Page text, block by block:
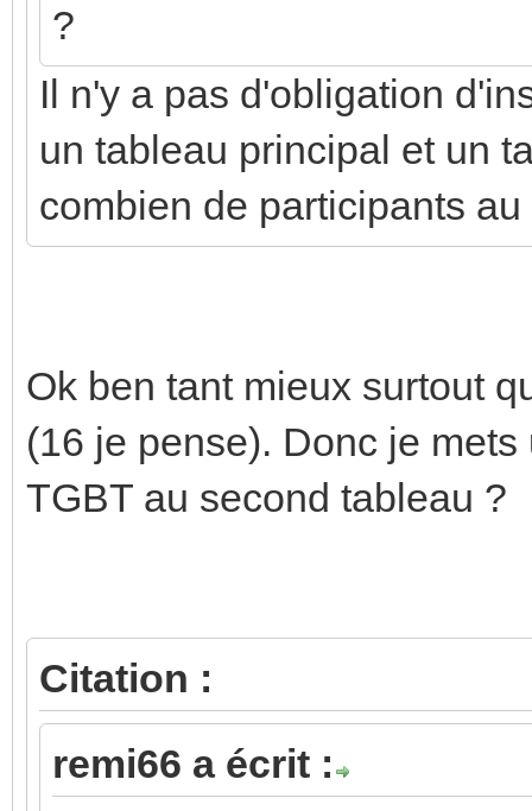
?
Il n'y a pas d'obligation
un tableau principal et un
combien de participants au
Ok ben tant mieux surtout
(16 je pense). Donc je
TGBT au second tableau ?
Citation :
remi66 a écrit :